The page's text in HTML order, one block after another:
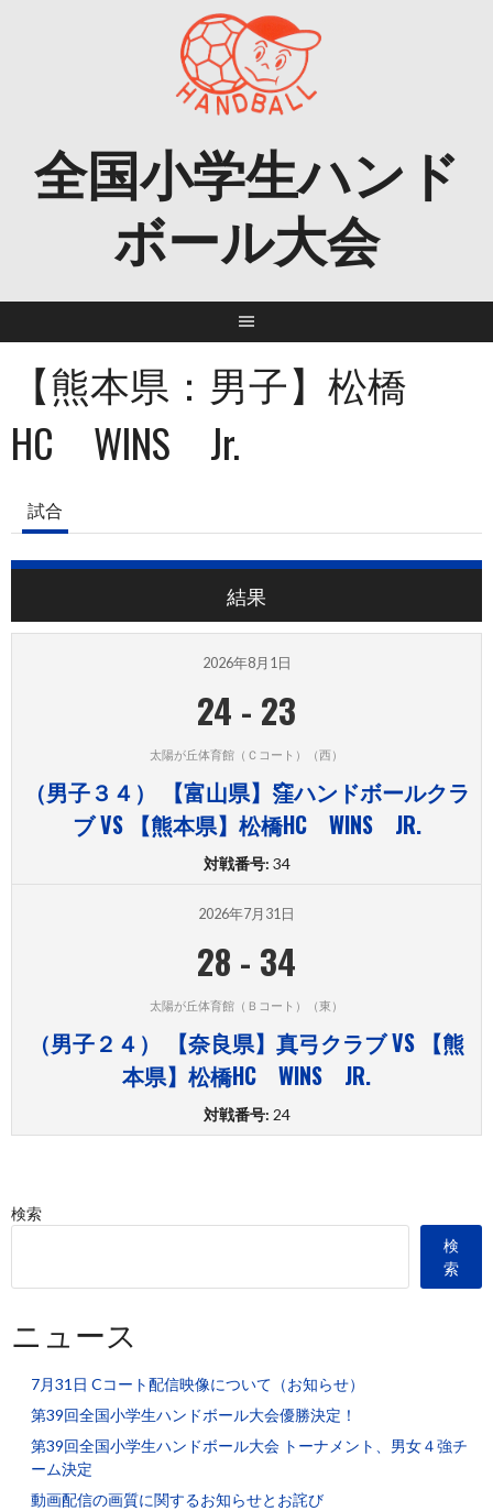
全国小学生ハンド
ボール大会
【熊本県：男子】松橋
HC WINS Jr.
試合
結果
2026年8月1日
24 - 23
太陽が丘体育館（Ｃコート）（西）
（男子３４） 【富山県】窪ハンドボールクラ
ブ VS 【熊本県】松橋HC WINS JR.
対戦番号: 34
2026年7月31日
28 - 34
太陽が丘体育館（Ｂコート）（東）
（男子２４） 【奈良県】真弓クラブ VS 【熊
本県】松橋HC WINS JR.
対戦番号: 24
検索
検
索
ニュース
7月31日 Cコート配信映像について（お知らせ）
第39回全国小学生ハンドボール大会優勝決定！
第39回全国小学生ハンドボール大会 トーナメント、男女４強チ
ーム決定
動画配信の画質に関するお知らせとお詫び